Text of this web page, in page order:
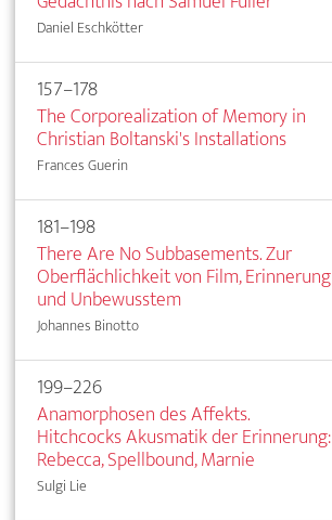
Daniel Eschkötter
157–178
The Corporealization of Memory in
Christian Boltanski's Installations
Frances Guerin
181–198
There Are No Subbasements. Zur
Oberflächlichkeit von Film, Erinnerung
und Unbewusstem
Johannes Binotto
199–226
Anamorphosen des Affekts.
Hitchcocks Akusmatik der Erinnerung:
Rebecca, Spellbound, Marnie
Sulgi Lie